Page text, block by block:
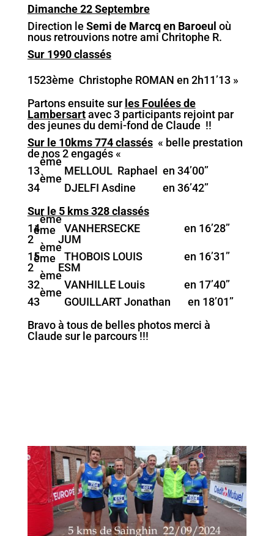
Dimanche 22 Septembre
Direction le Semi de Marcq en Baroeul où
nous retrouvions notre ami Chritophe R.
Sur 1990 classés
1523ème Christophe ROMAN en 2h11’13 »
Partons ensuite surles Foulées de
Lambersartavec 3 participants rejoint par
des jeunes du demi-fond de Claude !!
Sur le 10kms 774 classés« belle prestation
de nos 2 engagés «
13
ème
MELLOUL Raphael en 34’00’’
34
ème
DJELFI Asdine en 36’42’’
Sur le 5 kms 328 classés
14
ème
VANHERSECKE en 16’28’’
2
ème
JUM
15
ème
THOBOIS LOUIS en 16’31’’
2
ème
ESM
32
ème
VANHILLE Louis en 17’40’’
43
ème
GOUILLART Jonathan en 18’01’’
Bravo à tous de belles photos merci à
Claude sur le parcours !!!